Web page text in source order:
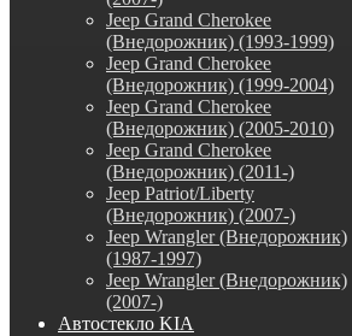
Jeep Grand Cherokee
(Внедорожник) (1993-1999)
Jeep Grand Cherokee
(Внедорожник) (1999-2004)
Jeep Grand Cherokee
(Внедорожник) (2005-2010)
Jeep Grand Cherokee
(Внедорожник) (2011-)
Jeep Patriot/Liberty
(Внедорожник) (2007-)
Jeep Wrangler (Внедорожник)
(1987-1997)
Jeep Wrangler (Внедорожник)
(2007-)
Автостекло KIA